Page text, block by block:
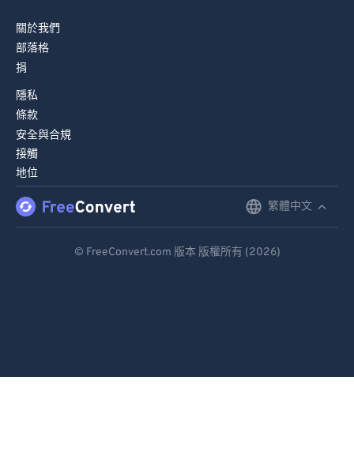
關於我們
部落格
捐
隱私
條款
安全與合規
接觸
地位
繁體中文
© FreeConvert.com 版本 版權所有 (2026)